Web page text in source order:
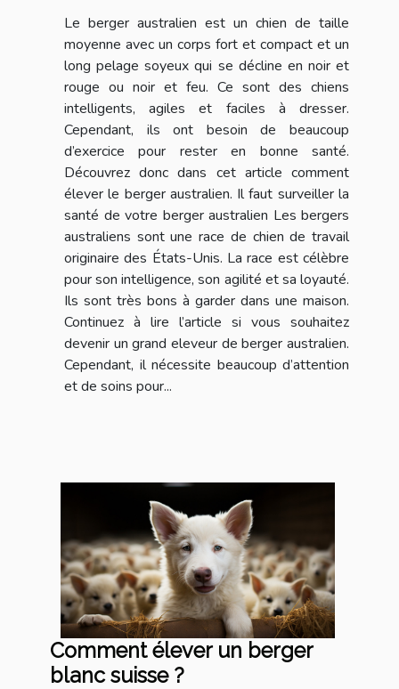
Le berger australien est un chien de taille
moyenne avec un corps fort et compact et un
long pelage soyeux qui se décline en noir et
rouge ou noir et feu. Ce sont des chiens
intelligents, agiles et faciles à dresser.
Cependant, ils ont besoin de beaucoup
d’exercice pour rester en bonne santé.
Découvrez donc dans cet article comment
élever le berger australien. Il faut surveiller la
santé de votre berger australien Les bergers
australiens sont une race de chien de travail
originaire des États-Unis. La race est célèbre
pour son intelligence, son agilité et sa loyauté.
Ils sont très bons à garder dans une maison.
Continuez à lire l’article si vous souhaitez
devenir un grand eleveur de berger australien.
Cependant, il nécessite beaucoup d’attention
et de soins pour...
Comment élever un berger
blanc suisse ?